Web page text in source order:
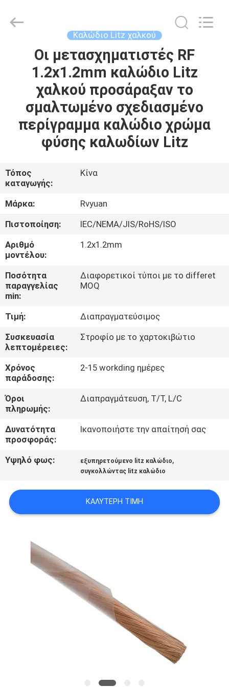
ΣΠΊΤΙ
ΠΡΟΪΌΝΤΑ
ΒΊΝΤΕΟ
ΠΕΡΊΠΟΥ
ΕΜΕΊΣ
ΓΎΡΟΣ
ΕΡΓΟΣΤΑΣΊΩΝ
ΠΟΙΟΤΙΚΌΣ
ΈΛΕΓΧΟΣ
ΜΑΣ
ΕΛΆΤΕ
ΣΕ
ΕΠΑΦΉ
ΜΕ
ΕΙΔΉΣΕΙΣ
ΖΗΤΉΣΤΕ
ΈΝΑ
ΑΠΌΣΠΑΣΜΑ
SITEMAP
PRIVACY
POLICY
Material
Co,.Ltd.
Καλώδιο Litz χαλκού
Οι μετασχηματιστές RF
1.2x1.2mm καλώδιο Litz
χαλκού προσάραξαν το
σμαλτωμένο σχεδιασμένο
περίγραμμα καλώδιο χρώμα
φύσης καλωδίων Litz
Τόπος
καταγωγής:
Κίνα
Μάρκα:
Rvyuan
Πιστοποίηση:
IEC/NEMA/JIS/RoHS/ISO
Αριθμό
μοντέλου:
1.2x1.2mm
Ποσότητα
παραγγελίας
min:
Διαφορετικοί τύποι με το differet
MOQ
Τιμή:
Διαπραγματεύσιμος
Συσκευασία
λεπτομέρειες:
Στροφίο με το χαρτοκιβώτιο
Χρόνος
παράδοσης:
2-15 workding ημέρες
Όροι
πληρωμής:
Διαπραγμάτευση, T/T, L/C
Δυνατότητα
προσφοράς:
Ικανοποιήστε την απαίτησή σας
Υψηλό φως: εξυπηρετούμενο litz καλώδιο,
συγκολλώντας litz καλώδιο
ΚΑΛΎΤΕΡΗ ΤΙΜΉ